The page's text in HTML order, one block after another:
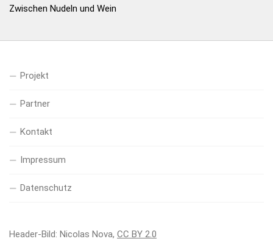
Zwischen Nudeln und Wein
Projekt
Partner
Kontakt
Impressum
Datenschutz
Header-Bild: Nicolas Nova, CC BY 2.0